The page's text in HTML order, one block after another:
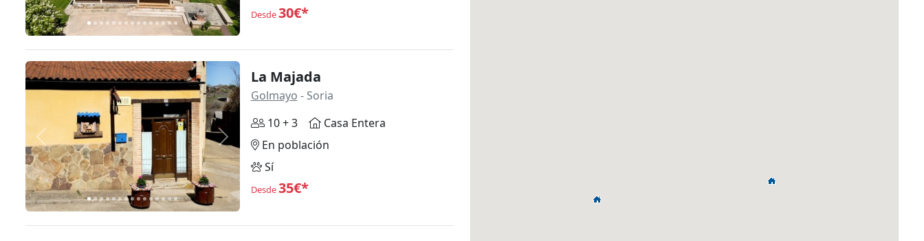
Desde30€*
Anterior Siguiente
La Majada
Golmayo - Soria
10 + 3
Casa Entera
En población
Sí
Desde35€*